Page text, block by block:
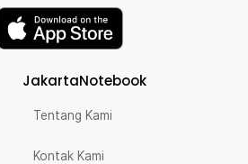
JakartaNotebook
Tentang Kami
Kontak Kami